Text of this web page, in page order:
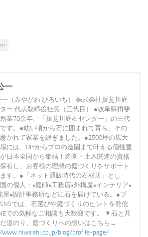
一
一（みやがわ ひろいち） 株式会社揖斐川庭
ー 代表取締役社長（三代目） ●岐阜県揖斐
業70余年、「揖斐川庭石センター」の三代
す。●幼い頃から石に囲まれて育ち、その
かれて家業を継ぎました。●2500坪の広大
には、DIYからプロの造園まで叶える個性豊
日本全国から集結！造園・土木関連の資格
有し、お客様の理想の庭づくりをサポート
す。●「ネット通販時代の石材店」とし
の個人・•庭師•工務店•外構屋•インテリア•
屋•設計事務所などに石を届けている。●ブ
では、石選びや庭づくりのヒントを発信
での気軽なご相談も大歓迎です。 ▼石と共
道のり、庭づくりへの想いはこちら→
blog/profile-page/